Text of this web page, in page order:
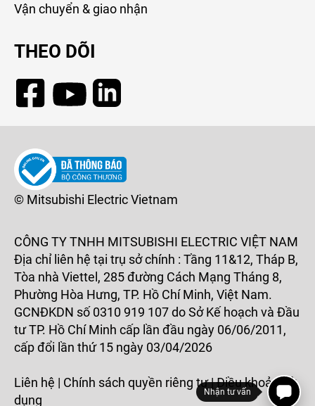
Vận chuyển & giao nhận
THEO DÕI
© Mitsubishi Electric Vietnam
CÔNG TY TNHH MITSUBISHI ELECTRIC VIỆT NAM
Địa chỉ liên hệ tại trụ sở chính : Tầng 11&12, Tháp B,
Tòa nhà Viettel, 285 đường Cách Mạng Tháng 8,
Phường Hòa Hưng, TP. Hồ Chí Minh, Việt Nam.
GCNĐKDN số 0310 919 107 do Sở Kế hoạch và Đầu
tư TP. Hồ Chí Minh cấp lần đầu ngày 06/06/2011,
cấp đổi lần thứ 15 ngày 03/04/2026
Liên hệ | Chính sách quyền riêng tư|Điều khoản sử
dụng
Nhận tư vấn